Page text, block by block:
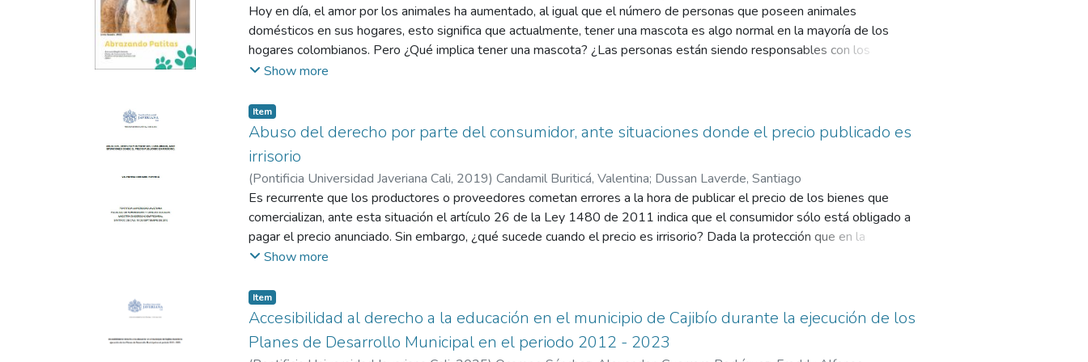
Hoy en día, el amor por los animales ha aumentado, al igual que el número de personas que poseen animales
domésticos en sus hogares, esto significa que actualmente, tener una mascota es algo normal en la mayoría de los
hogares colombianos. Pero ¿Qué implica tener una mascota? ¿Las personas están siendo responsables con los
cuidados de sus mascotas? ¿Por qué actualmente hay tantos animales domésticos vagando por las calles? El
perros y a los gatos sino también a las personas.
Show more
Item
Abuso del derecho por parte del consumidor, ante situaciones donde el precio publicado es
irrisorio
(Pontificia Universidad Javeriana Cali, 2019) Candamil Buriticá, Valentina; Dussan Laverde, Santiago
Es recurrente que los productores o proveedores cometan errores a la hora de publicar el precio de los bienes que
comercializan, ante esta situación el artículo 26 de la Ley 1480 de 2011 indica que el consumidor sólo está obligado a
pagar el precio anunciado. Sin embargo, ¿qué sucede cuando el precio es irrisorio? Dada la protección que en la
actualidad goza el consumidor en el ordenamiento jurídico colombiano, éste está abusando de su derecho, puesto que a
pactado, ante una eventual reclamación por parte del consumidor por este motivo, los empresarios prefieren entregar
el bien a pesar de tener una norma legal que los respalda para no hacerlo. Lo anterior se debe, a que la
Superintendencia de Industria y Comercio, en adelante la SIC, en la mayoría de los casos, sostiene que se trata de una
situación de publicidad engañosa, teniendo como consecuencia la imposición de una sanción contra el productor o
Show more
Item
Accesibilidad al derecho a la educación en el municipio de Cajibío durante la ejecución de los
Planes de Desarrollo Municipal en el periodo 2012 - 2023